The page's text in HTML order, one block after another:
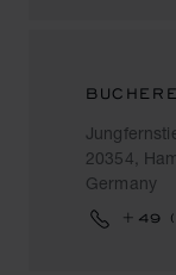
20354,
Germany
+49